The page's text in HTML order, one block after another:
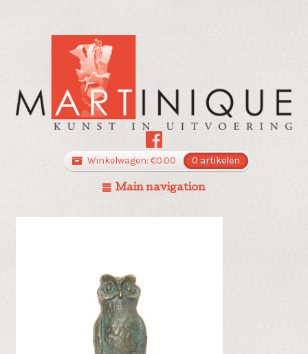
Winkelwagen: €0.00 0 artikelen
Main navigation